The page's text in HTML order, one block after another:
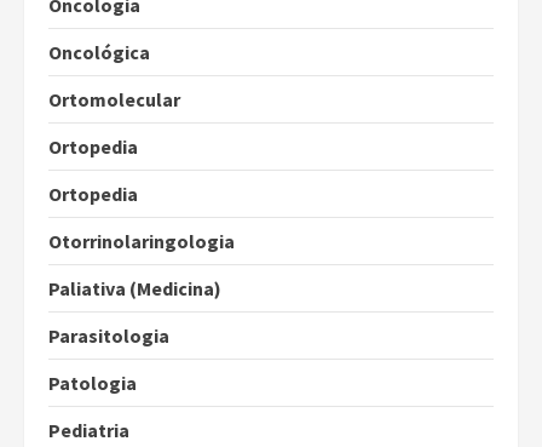
Oncologia
Oncológica
Ortomolecular
Ortopedia
Ortopedia
Otorrinolaringologia
Paliativa (Medicina)
Parasitologia
Patologia
Pediatria